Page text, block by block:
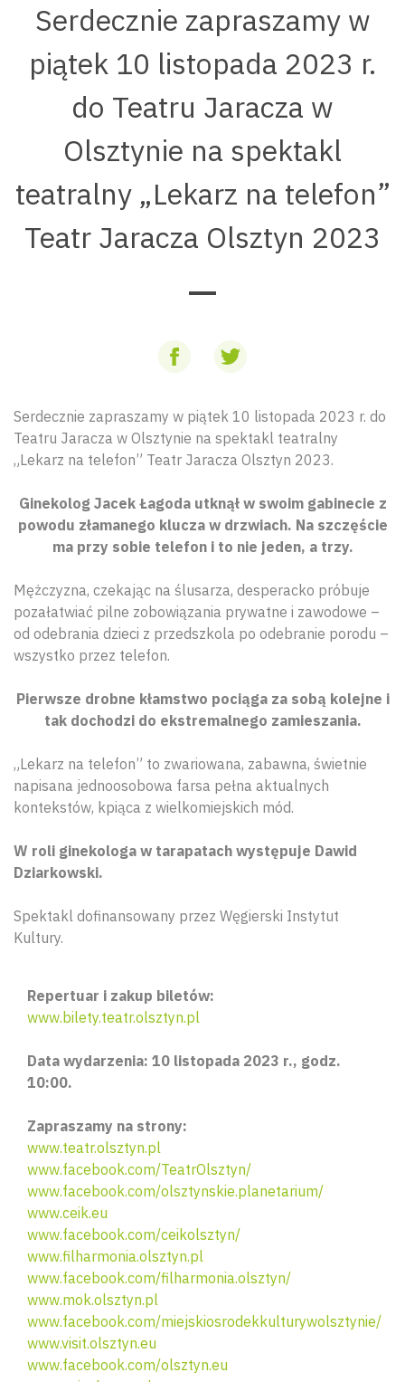
Serdecznie zapraszamy w
piątek 10 listopada 2023 r.
do Teatru Jaracza w
Olsztynie na spektakl
teatralny „Lekarz na telefon”
Teatr Jaracza Olsztyn 2023
Serdecznie zapraszamy w piątek 10 listopada 2023 r. do
Teatru Jaracza w Olsztynie na spektakl teatralny
„Lekarz na telefon” Teatr Jaracza Olsztyn 2023.
Ginekolog Jacek Łagoda utknął w swoim gabinecie z
powodu złamanego klucza w drzwiach. Na szczęście
ma przy sobie telefon i to nie jeden, a trzy.
Mężczyzna, czekając na ślusarza, desperacko próbuje
pozałatwiać pilne zobowiązania prywatne i zawodowe –
od odebrania dzieci z przedszkola po odebranie porodu –
wszystko przez telefon.
Pierwsze drobne kłamstwo pociąga za sobą kolejne i
tak dochodzi do ekstremalnego zamieszania.
„Lekarz na telefon” to zwariowana, zabawna, świetnie
napisana jednoosobowa farsa pełna aktualnych
kontekstów, kpiąca z wielkomiejskich mód.
W roli ginekologa w tarapatach występuje Dawid
Dziarkowski.
Spektakl dofinansowany przez Węgierski Instytut
Kultury.
Repertuar i zakup biletów:
www.bilety.teatr.olsztyn.pl
Data wydarzenia: 10 listopada 2023 r., godz.
10:00.
Zapraszamy na strony:
www.teatr.olsztyn.pl
www.facebook.com/TeatrOlsztyn/
www.facebook.com/olsztynskie.planetarium/
www.ceik.eu
www.facebook.com/ceikolsztyn/
www.filharmonia.olsztyn.pl
www.facebook.com/filharmonia.olsztyn/
www.mok.olsztyn.pl
www.facebook.com/miejskiosrodekkulturywolsztynie/
www.visit.olsztyn.eu
www.facebook.com/olsztyn.eu